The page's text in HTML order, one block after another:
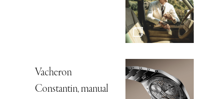
Vacheron
Constantin, manual